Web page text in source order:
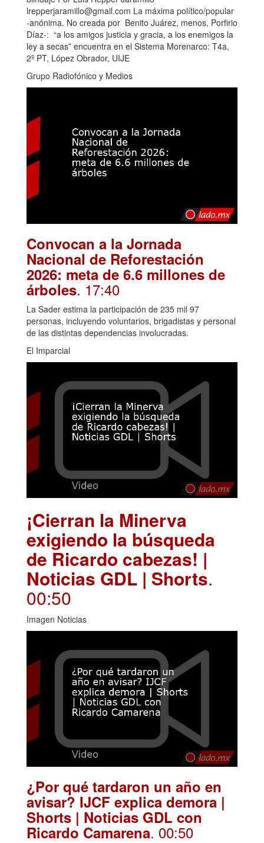
lrepperjaramillo@gmail.com La máxima político/popular
-anónima. No creada por Benito Juárez, menos, Porfirio
Díaz-: “a los amigos justicia y gracia, a los enemigos la
ley a secas” encuentra en el Sistema Morenarco: T4a,
2º PT, López Obrador, UIJE
Grupo Radiofónico y Medios
Convocan a la Jornada
Nacional de Reforestación
2026: meta de 6.6 millones de
árboles. 17:40
La Sader estima la participación de 235 mil 97
personas, incluyendo voluntarios, brigadistas y personal
de las distintas dependencias involucradas.
El Imparcial
¡Cierran la Minerva
exigiendo la búsqueda
de Ricardo cabezas! |
Noticias GDL | Shorts.
00:50
Imagen Noticias
¿Por qué tardaron un año en
avisar? IJCF explica demora |
Shorts | Noticias GDL con
Ricardo Camarena. 00:50